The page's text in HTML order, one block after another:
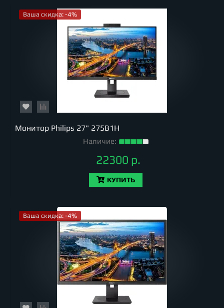
Ваша скидка: -4%
Монитор Philips 27" 275B1H
Наличие:
22300 р.
КУПИТЬ
Ваша скидка: -4%